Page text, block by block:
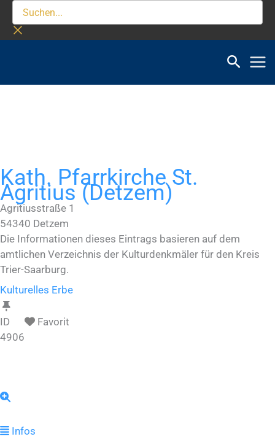
Inhalt
springen
Kath. Pfarrkirche St.
Agritius (Detzem)
Agritiusstraße 1
54340 Detzem
Die Informationen dieses Eintrags basieren auf dem
amtlichen Verzeichnis der Kulturdenkmäler für den Kreis
Trier-Saarburg.
Kulturelles Erbe
ID
4906
Favorit
Infos